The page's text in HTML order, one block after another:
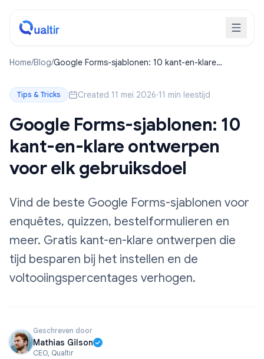
Home/Blog/Google Forms-sjablonen: 10 kant-en-klare
Tips & Tricks Created 11 mei 2026·11 min leestijd
Google Forms-sjablonen: 10
kant-en-klare ontwerpen
voor elk gebruiksdoel
Vind de beste Google Forms-sjablonen voor
enquêtes, quizzen, bestelformulieren en
meer. Gratis kant-en-klare ontwerpen die
tijd besparen bij het instellen en de
voltooiingspercentages verhogen.
Geschreven door
Mathias Gilson
CEO, Qualtir